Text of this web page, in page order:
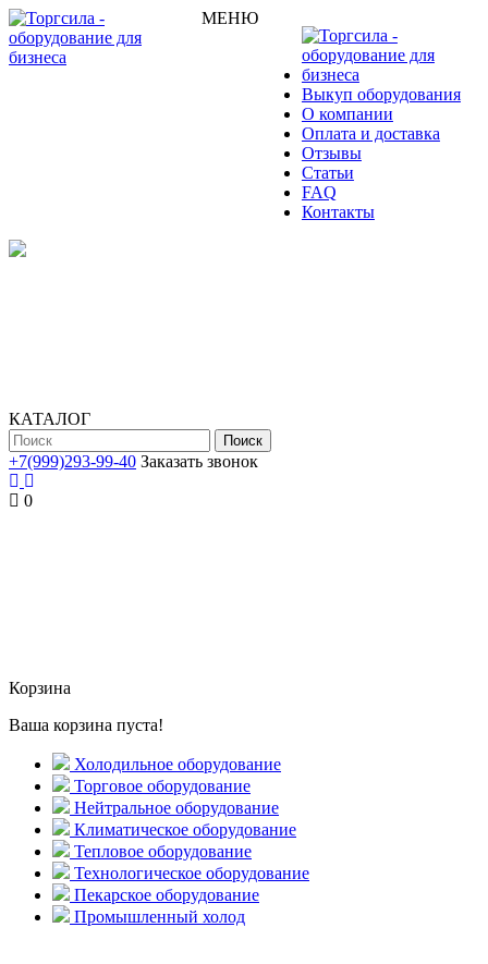
МЕНЮ
Выкуп оборудования
О компании
Оплата и доставка
Отзывы
Статьи
FAQ
Контакты
КАТАЛОГ
Поиск
+7(999)293-99-40 Заказать звонок
0
Корзина
Ваша корзина пуста!
Холодильное оборудование
Торговое оборудование
Нейтральное оборудование
Климатическое оборудование
Тепловое оборудование
Технологическое оборудование
Пекарское оборудование
Промышленный холод